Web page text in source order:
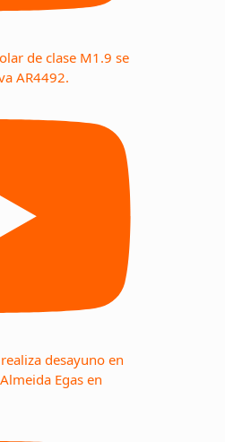
de clase M1.9 se
AR4492.
desayuno en
Egas en